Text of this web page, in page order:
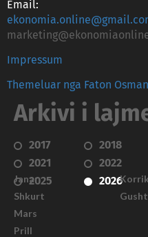
Email:
Impressum
Themeluar nga Faton
Arkivi i
2017 2018
2021
2022
2025
2026
Janar
Shkurt
Mars
Prill
Korrik
Gusht